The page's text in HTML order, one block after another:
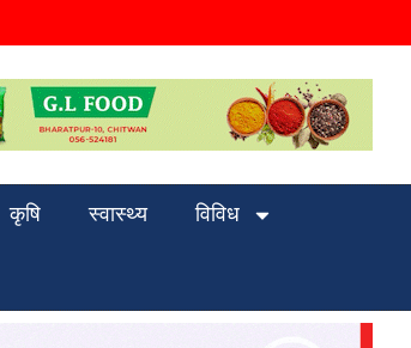
कृषि स्वास्थ्य विविध